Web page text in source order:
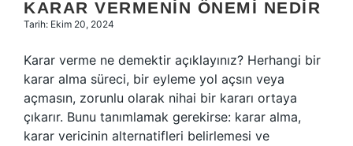
KARAR VERMENIN ÖNEMI NEDIR
Tarih: Ekim 20, 2024
Karar verme ne demektir açıklayınız? Herhangi bir
karar alma süreci, bir eyleme yol açsın veya
açmasın, zorunlu olarak nihai bir kararı ortaya
çıkarır. Bunu tanımlamak gerekirse: karar alma,
karar vericinin alternatifleri belirlemesi ve